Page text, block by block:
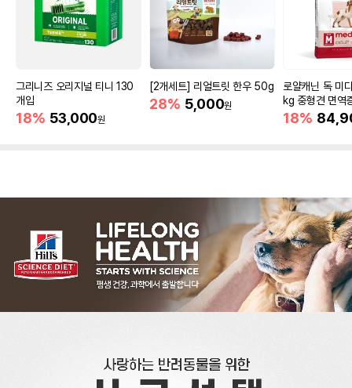
그리니즈 오리지널 티니 130
개입
18% 53,000원
[2개세트] 리얼트릿 한우 50g
28% 5,000원
로얄캐닌 독 미
kg 중형견 면역
18%